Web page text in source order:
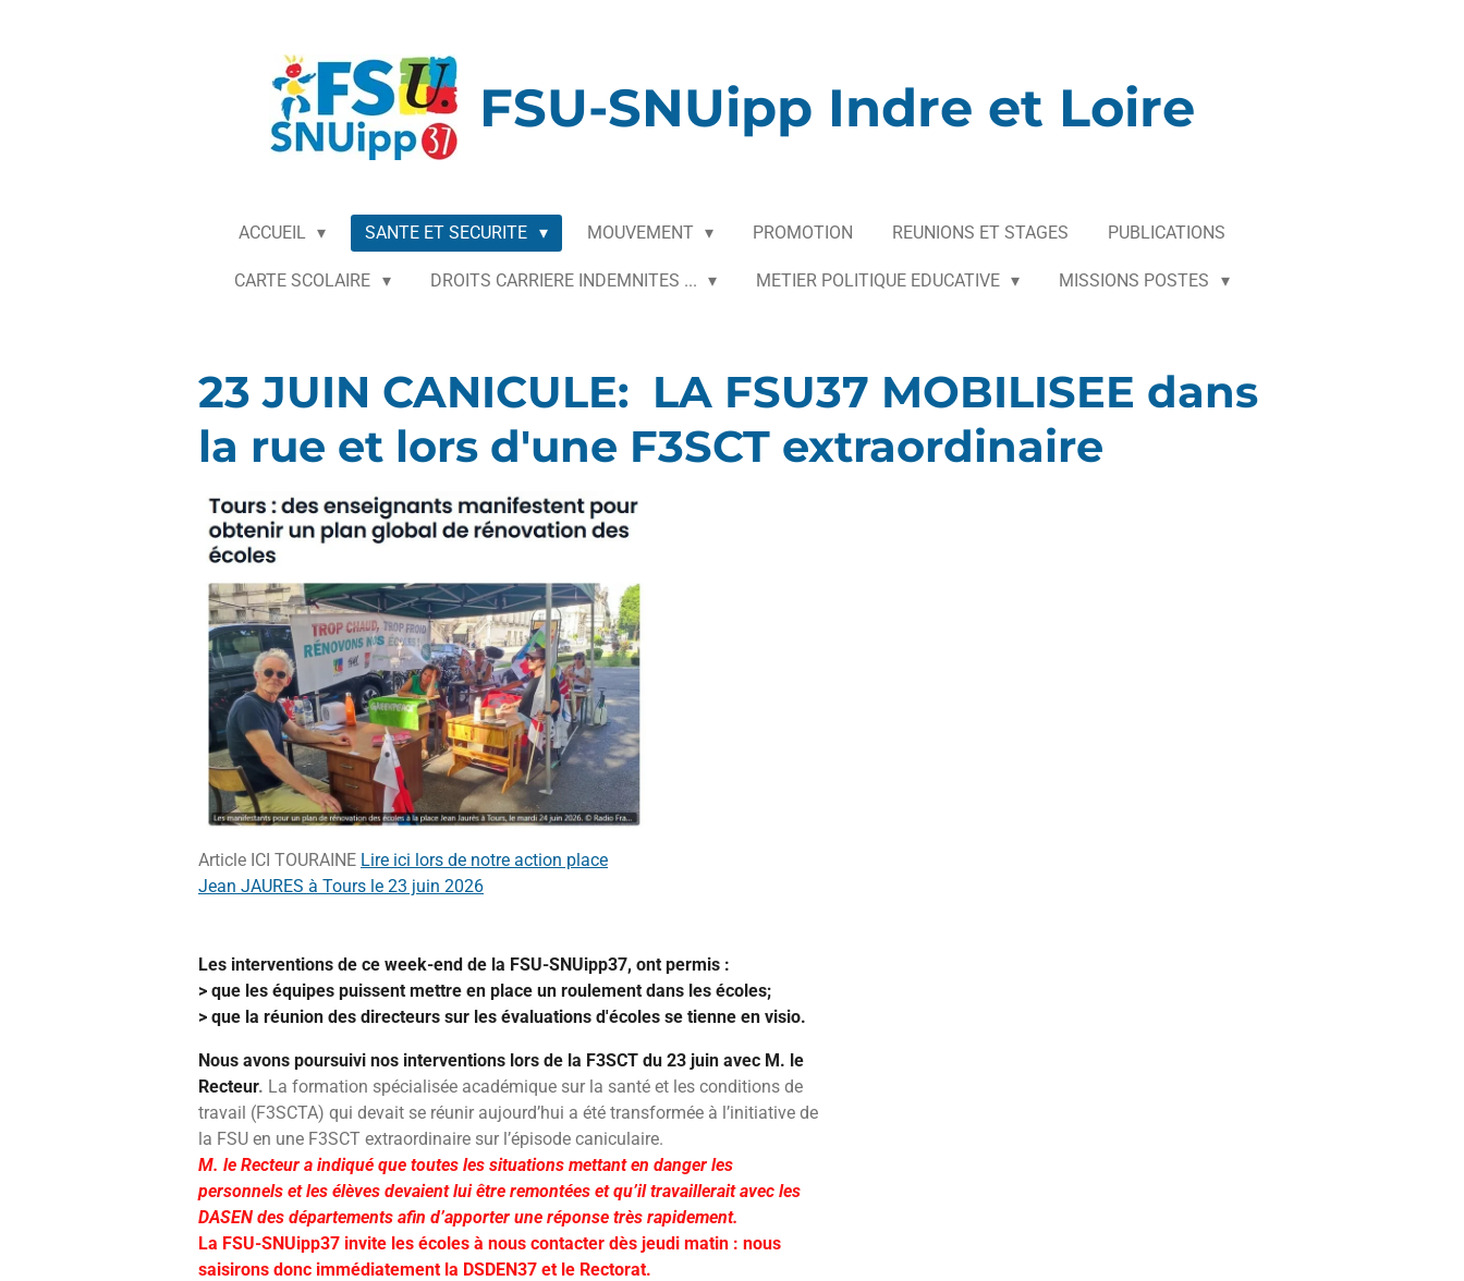
FSU-SNUipp Indre et Loire
ACCUEIL SANTE ET SECURITE MOUVEMENT PROMOTION REUNIONS ET STAGES PUBLICATIONS
CARTE SCOLAIRE DROITS CARRIERE INDEMNITES ... METIER POLITIQUE EDUCATIVE MISSIONS POSTES
23 JUIN CANICULE: LA FSU37 MOBILISEE dans
la rue et lors d'une F3SCT extraordinaire
Article ICI TOURAINE Lire ici lors de notre action place
Jean JAURES à Tours le 23 juin 2026
Les interventions de ce week-end de la FSU-SNUipp37, ont permis :
> que les équipes puissent mettre en place un roulement dans les écoles;
> que la réunion des directeurs sur les évaluations d'écoles se tienne en visio.
Nous avons poursuivi nos interventions lors de la F3SCT du 23 juin avec M. le
Recteur. La formation spécialisée académique sur la santé et les conditions de
travail (F3SCTA) qui devait se réunir aujourd’hui a été transformée à l’initiative de
la FSU en une F3SCT extraordinaire sur l’épisode caniculaire.
M. le Recteur a indiqué que toutes les situations mettant en danger les
personnels et les élèves devaient lui être remontées et qu’il travaillerait avec les
DASEN des départements afin d’apporter une réponse très rapidement.
La FSU-SNUipp37 invite les écoles à nous contacter dès jeudi matin : nous
saisirons donc immédiatement la DSDEN37 et le Rectorat.